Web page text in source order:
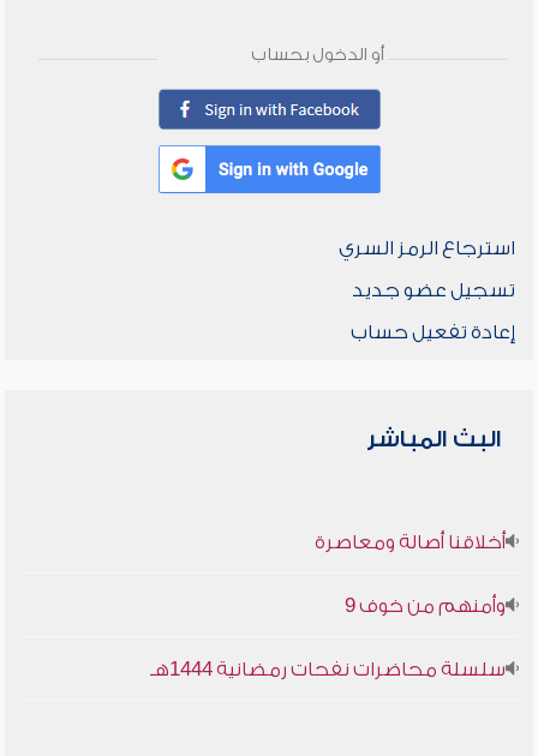
أو الدخول بحساب
استرجاع الرمز السري
تسجيل عضو جديد
إعادة تفعيل حساب
البث المباشر
أخلاقنا أصالة ومعاصرة
وأمنهم من خوف 9
سلسلة محاضرات نفحات رمضانية 1444هـ